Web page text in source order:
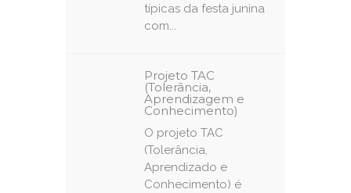
típicas da festa junina
com...
Projeto TAC
(Tolerância,
Aprendizagem e
Conhecimento)
O projeto TAC
(Tolerância,
Aprendizado e
Conhecimento) é